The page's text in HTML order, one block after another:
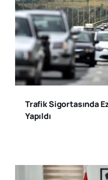
Trafik Sigortasında
Yapıldı